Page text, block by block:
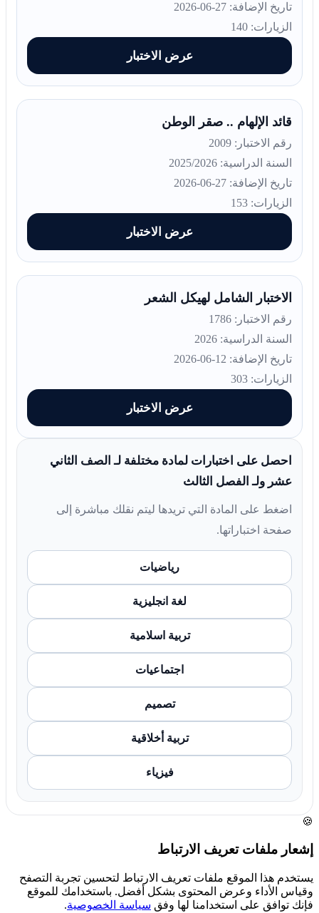
تاريخ الإضافة: 27-06-2026
الزيارات: 140
عرض الاختبار
قائد الإلهام .. صقر الوطن
رقم الاختبار: 2009
السنة الدراسية: 2025/2026
تاريخ الإضافة: 27-06-2026
الزيارات: 153
عرض الاختبار
الاختبار الشامل لهيكل الشعر
رقم الاختبار: 1786
السنة الدراسية: 2026
تاريخ الإضافة: 12-06-2026
الزيارات: 303
عرض الاختبار
احصل على اختبارات لمادة مختلفة لـ الصف الثاني
عشر ولـ الفصل الثالث
اضغط على المادة التي تريدها ليتم نقلك مباشرة إلى
صفحة اختباراتها.
رياضيات
لغة انجليزية
تربية اسلامية
اجتماعيات
تصميم
تربية أخلاقية
فيزياء
🍪
إشعار ملفات تعريف الارتباط
يستخدم هذا الموقع ملفات تعريف الارتباط لتحسين تجربة التصفح
وقياس الأداء وعرض المحتوى بشكل أفضل. باستخدامك للموقع
فإنك توافق على استخدامنا لها وفق سياسة الخصوصية.